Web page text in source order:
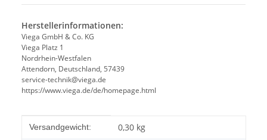
Herstellerinformationen:
Viega GmbH & Co. KG
Viega Platz 1
Nordrhein-Westfalen
Attendorn, Deutschland, 57439
service-technik@viega.de
https://www.viega.de/de/homepage.html
Produkteigenschaft
Wert
Versandgewicht: 0,30 kg